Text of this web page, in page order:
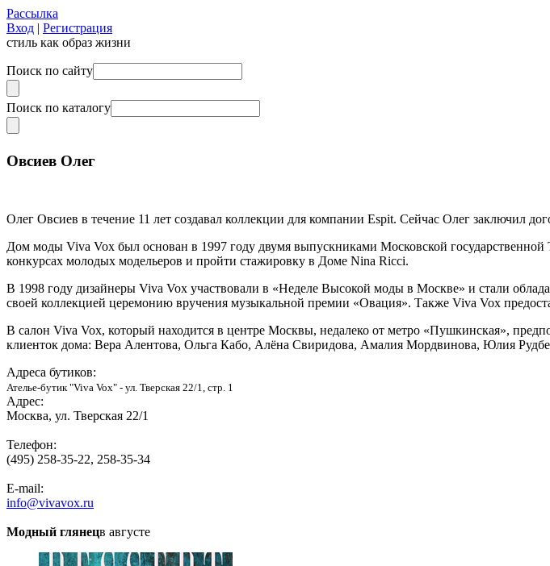
Рассылка
Вход | Регистрация
стиль как образ жизни
Поиск по сайту
Поиск по каталогу
Овсиев Олег
Олег Овсиев в течение 11 лет создавал коллекции для компании Espit. Сейчас Олег заключил
Дом моды Viva Vox был основан в 1997 году двумя выпускниками Московской
конкурсах молодых модельеров и пройти стажировку в Доме Nina Ricci.
В 1998 году дизайнеры Viva Vox участвовали в «Неделе Высокой моды в Москве» и стали
своей коллекцией церемонию вручения музыкальной премии «Овация». Также Viva Vox
В салон Viva Vox, который находится в центре Москвы, недалеко от метро «Пушкинская»,
клиенток дома: Вера Алентова, Ольга Кабо, Алёна Свиридова, Амалия Мордвинова, Юлия
Адреса бутиков:
Ателье-бутик "Viva Vox" - ул. Тверская 22/1, стр. 1
Адрес:
Москва, ул. Тверская 22/1
Телефон:
(495) 258-35-22, 258-35-34
E-mail:
info@vivavox.ru
Модный глянецв августе